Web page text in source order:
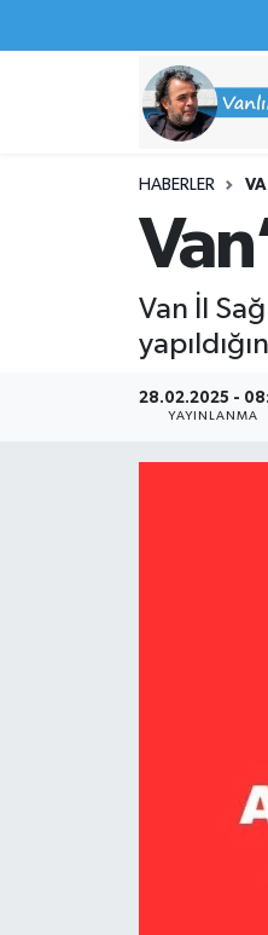
HABERLER
Van İl
28.02.2025 -
YAYINLANMA
Haberler
İş İlanları
Etkinlikler
Köşe Yazıları
Hakkımda
İpekyolu Nöbetçi
İpekyolu Trafik
Tüm Manşetler
Son Dakika Haberleri
Haber Arşivi